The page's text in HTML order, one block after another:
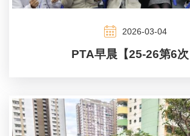
2026-03-04
PTA早晨【25-26第6次